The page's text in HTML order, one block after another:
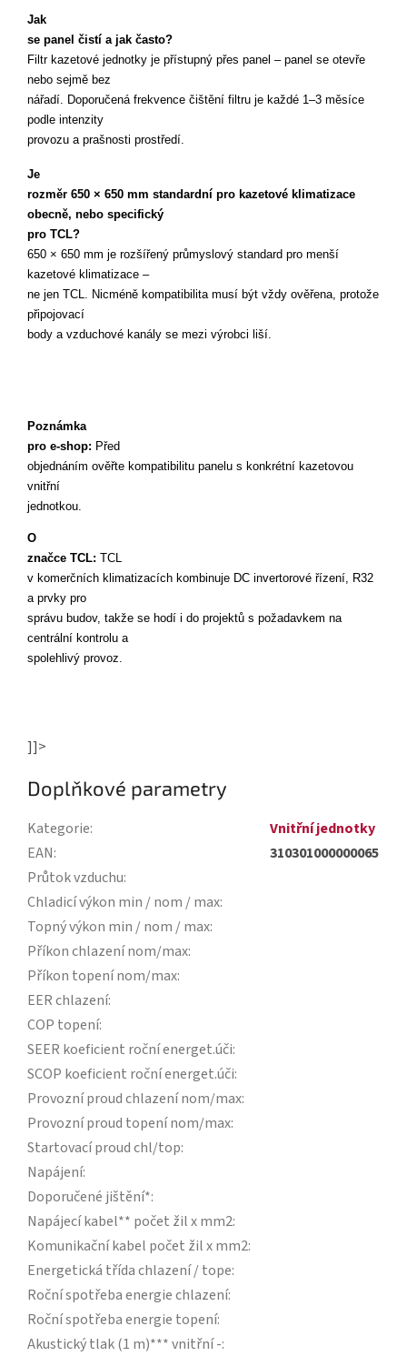
Jak
se panel čistí a jak často?
Filtr kazetové jednotky je přístupný přes panel – panel se otevře
nebo sejmě bez
nářadí. Doporučená frekvence čištění filtru je každé 1–3 měsíce
podle intenzity
provozu a prašnosti prostředí.
Je
rozměr 650 × 650 mm standardní pro kazetové klimatizace
obecně, nebo specifický
pro TCL?
650 × 650 mm je rozšířený průmyslový standard pro menší
kazetové klimatizace –
ne jen TCL. Nicméně kompatibilita musí být vždy ověřena, protože
připojovací
body a vzduchové kanály se mezi výrobci liší.
Poznámka
pro e-shop: Před
objednáním ověřte kompatibilitu panelu s konkrétní kazetovou
vnitřní
jednotkou.
O
značce TCL:
TCL
v komerčních klimatizacích kombinuje DC invertorové řízení, R32
a prvky pro
správu budov, takže se hodí i do projektů s požadavkem na
centrální kontrolu a
spolehlivý provoz.
]]>
Doplňkové parametry
Kategorie:
Vnitřní jednotky
EAN:
310301000000065
Průtok vzduchu:
Chladicí výkon min / nom / max:
Topný výkon min / nom / max:
Příkon chlazení nom/max:
Příkon topení nom/max:
EER chlazení:
COP topení:
SEER koeficient roční energet.úči:
SCOP koeficient roční energet.úči:
Provozní proud chlazení nom/max:
Provozní proud topení nom/max:
Startovací proud chl/top:
Napájení:
Doporučené jištění*:
Napájecí kabel** počet žil x mm2:
Komunikační kabel počet žil x mm2:
Energetická třída chlazení / tope:
Roční spotřeba energie chlazení:
Roční spotřeba energie topení:
Akustický tlak (1 m)*** vnitřní -: